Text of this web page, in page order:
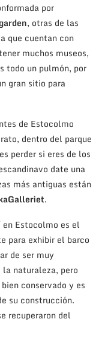
por
, otras de las
que cuentan con
muchos museos,
todo un pulmón, por
gran sitio para
de Estocolmo
dentro del parque
perder si eres de los
date una
más antiguas están
.
Estocolmo es el
para exhibir el barco
de ser muy
naturaleza, pero
conservado y es
su construcción.
recuperaron del